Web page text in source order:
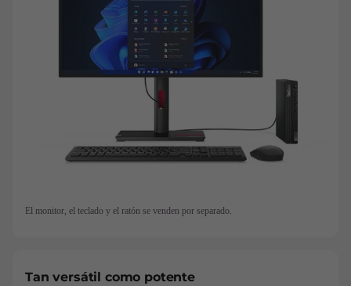
El monitor, el teclado y el ratón se venden por separado.
Tan versátil como potente